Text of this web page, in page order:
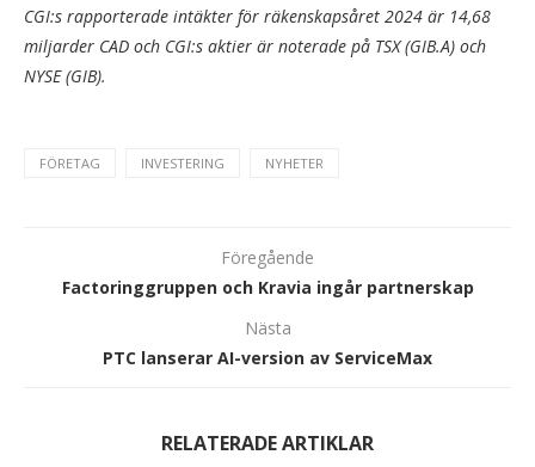
CGI:s rapporterade intäkter för räkenskapsåret 2024 är 14,68
miljarder CAD och CGI:s aktier är noterade på TSX (GIB.A) och
NYSE (GIB).
FÖRETAG INVESTERING NYHETER
Föregående
Factoringgruppen och Kravia ingår partnerskap
Nästa
PTC lanserar AI-version av ServiceMax
RELATERADE ARTIKLAR